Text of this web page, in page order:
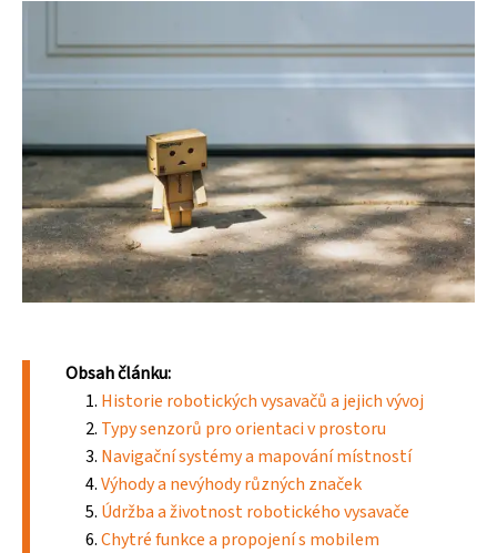
Obsah článku:
Historie robotických vysavačů a jejich vývoj
Typy senzorů pro orientaci v prostoru
Navigační systémy a mapování místností
Výhody a nevýhody různých značek
Údržba a životnost robotického vysavače
Chytré funkce a propojení s mobilem